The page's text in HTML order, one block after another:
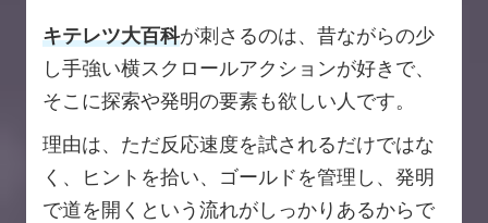
キテレツ大百科が刺さるのは、昔ながらの少
し手強い横スクロールアクションが好きで、
そこに探索や発明の要素も欲しい人です。
理由は、ただ反応速度を試されるだけではな
く、ヒントを拾い、ゴールドを管理し、発明
で道を開くという流れがしっかりあるからで